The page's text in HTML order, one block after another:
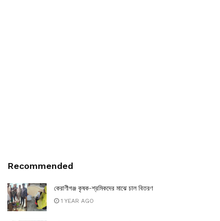
Recommended
কেরাণীগঞ্জ কৃষক-শ্রমিকদের মাঝে চাল বিতরণ
1 YEAR AGO